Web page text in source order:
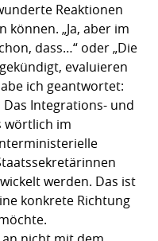
Reaktionen
„Ja, aber im
dass…“ oder „Die
evaluieren
ich geantwortet:
Das Integrations- und
wörtlich im
werden. Das ist
konkrete Richtung